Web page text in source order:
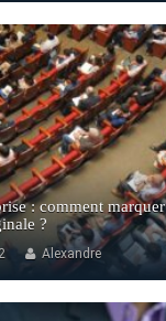
: comment
?
Alexandre